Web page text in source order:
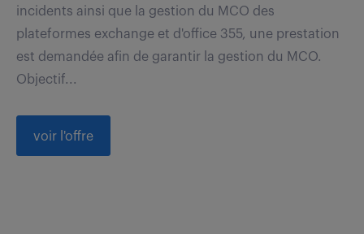
incidents ainsi que la gestion du MCO des
plateformes exchange et d'office 355, une prestation
est demandée afin de garantir la gestion du MCO.
Objectif...
voir l'offre